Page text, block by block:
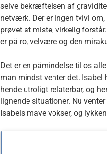
selve bekræftelsen af
netværk. Der er ingen tvivl
prøvet at miste, virkelig
er på ro, velvære og den
Det er en påmindelse til os
man mindst venter det. Isabel
hende utroligt relaterbar, og
lignende situationer. Nu
Isabels mave vokser, og